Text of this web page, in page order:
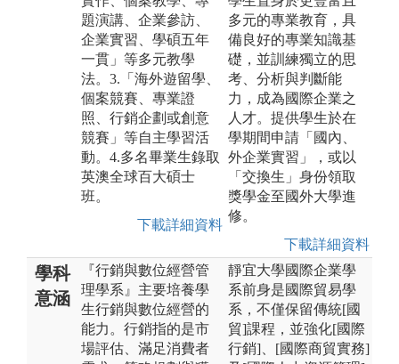
題演講、企業參訪、
企業實習、學碩五年
一貫」等多元教學
法。3.「海外遊留學、
個案競賽、專業證
照、行銷企劃或創意
競賽」等自主學習活
動。4.多名畢業生錄取
英澳全球百大碩士
班。
下載詳細資料
多元的專業教育，具
備良好的專業知識基
礎，並訓練獨立的思
考、分析與判斷能
力，成為國際企業之
人才。提供學生於在
學期間申請「國內、
外企業實習」，或以
「交換生」身份領取
獎學金至國外大學進
修。
下載詳細資料
學科
意涵
『行銷與數位經營管
理學系』主要培養學
生行銷與數位經營的
能力。行銷指的是市
場評估、滿足消費者
靜宜大學國際企業學
系前身是國際貿易學
系，不僅保留傳統[國
貿]課程，並強化[國際
行銷]、[國際商貿實務]